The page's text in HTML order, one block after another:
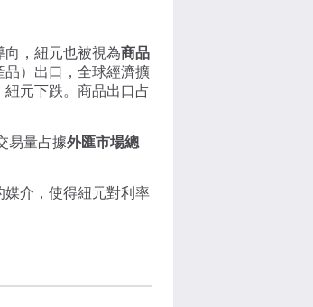
，紐元也被視為商品
）出口，全球經濟擴
元下跌。商品出口占
易量占據外匯市場總
媒介，使得紐元對利率